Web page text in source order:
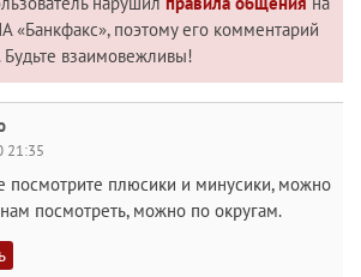
«Банкфакс», поэтому его комментарий
Будьте взаимовежливы!
21:35
посмотрите плюсики и минусики, можно
посмотреть, можно по округам.